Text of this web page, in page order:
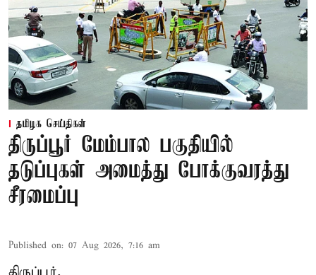
தமிழக செய்திகள்
திருப்பூர் மேம்பால பகுதியில்
தடுப்புகள் அமைத்து போக்குவரத்து
சீரமைப்பு
Published on: 07 Aug 2026, 7:16 am